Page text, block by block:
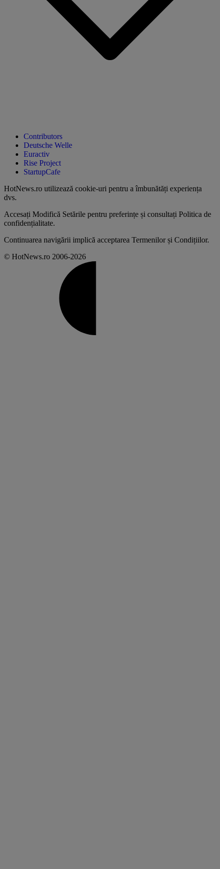
Contributors
Deutsche Welle
Euractiv
Rise Project
StartupCafe
HotNews.ro utilizează cookie-uri pentru a îmbunătăți experiența
dvs.
Accesați Modifică Setările pentru preferințe și consultați Politica de
confidențialitate.
Continuarea navigării implică acceptarea Termenilor și Condițiilor.
© HotNews.ro 2006-2026